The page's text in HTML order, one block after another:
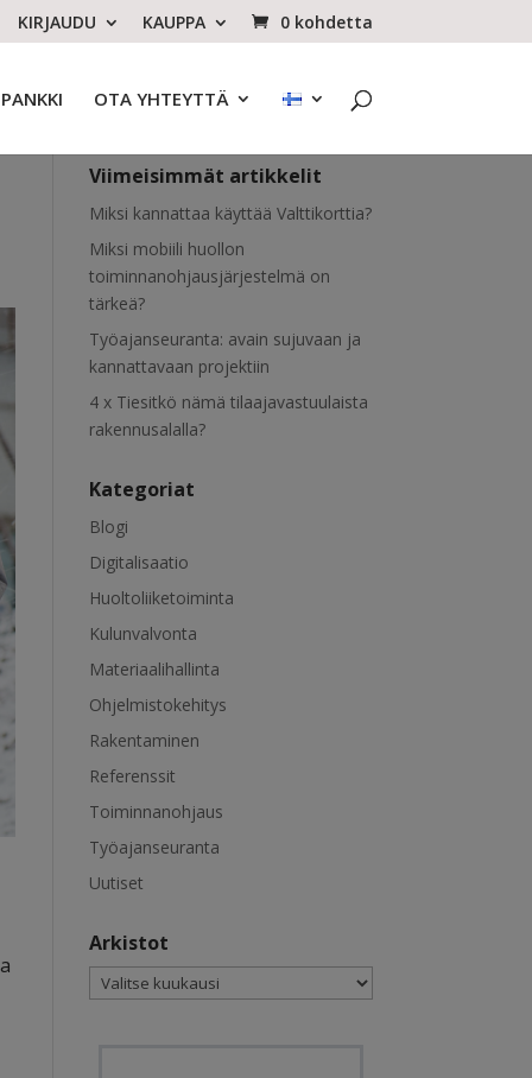
KIRJAUDU KAUPPA 0 kohdetta
OTA YHTEYTTÄ
Viimeisimmät artikkelit
Miksi kannattaa käyttää Valttikorttia?
Miksi mobiili huollon
toiminnanohjausjärjestelmä on
tärkeä?
Työajanseuranta: avain sujuvaan ja
kannattavaan projektiin
4 x Tiesitkö nämä tilaajavastuulaista
rakennusalalla?
Kategoriat
Blogi
Digitalisaatio
Huoltoliiketoiminta
Kulunvalvonta
Materiaalihallinta
Ohjelmistokehitys
Rakentaminen
Referenssit
Toiminnanohjaus
Työajanseuranta
Uutiset
Arkistot
Arkistot